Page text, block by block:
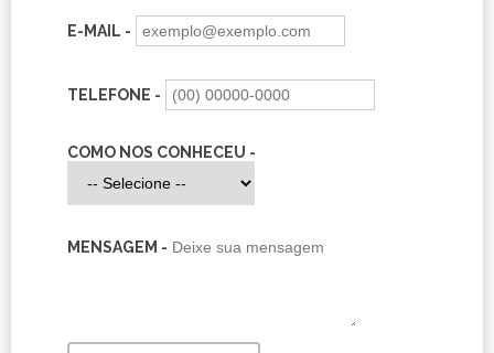
E-MAIL -
TELEFONE -
COMO NOS CONHECEU -
MENSAGEM -